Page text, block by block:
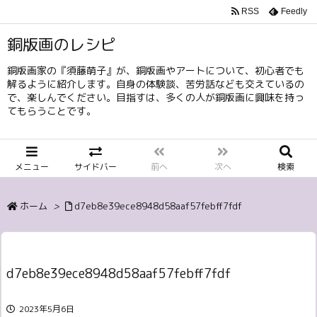
銅版画のレシピ
銅版画家の『須藤萌子』が、銅版画やアートについて、初心者でも
解るように紹介します。自身の体験談、苦労話なども交えているの
で、楽しんでください。目指すは、多くの人が銅版画に興味を持っ
てもらうことです。
メニュー サイドバー 前へ 次へ 検索
RSS Feedly
ホーム > d7eb8e39ece8948d58aaf57febff7fdf
d7eb8e39ece8948d58aaf57febff7fdf
2023年5月6日